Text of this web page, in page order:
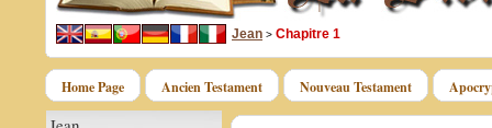
Jean > Chapitre 1
Home Page Ancien Testament Nouveau Testament